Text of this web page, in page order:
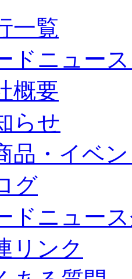
覧
ニュース
要
せ
・イベン
グ
ニュース
ンク